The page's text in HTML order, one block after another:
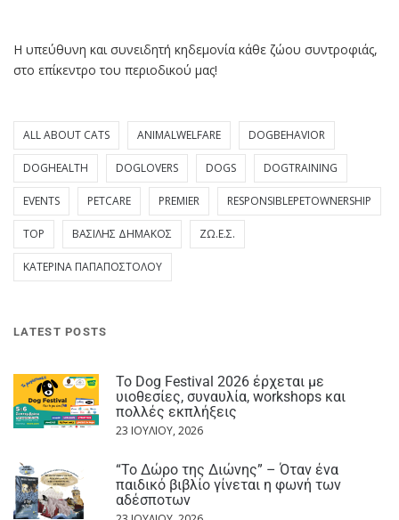
Η υπεύθυνη και συνειδητή κηδεμονία κάθε ζώου συντροφιάς,
στο επίκεντρο του περιοδικού μας!
ALL ABOUT CATS ANIMALWELFARE DOGBEHAVIOR
DOGHEALTH DOGLOVERS DOGS DOGTRAINING
EVENTS PETCARE PREMIER RESPONSIBLEPETOWNERSHIP
TOP ΒΑΣΊΛΗΣ ΔΗΜΆΚΟΣ ΖΩ.Ε.Σ.
ΚΑΤΕΡΊΝΑ ΠΑΠΑΠΟΣΤΌΛΟΥ
LATEST POSTS
Το Dog Festival 2026 έρχεται με
υιοθεσίες, συναυλία, workshops και
πολλές εκπλήξεις
23 ΙΟΥΛΊΟΥ, 2026
“Το Δώρο της Διώνης” – Όταν ένα
παιδικό βιβλίο γίνεται η φωνή των
αδέσποτων